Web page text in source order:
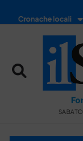
Cronache locali